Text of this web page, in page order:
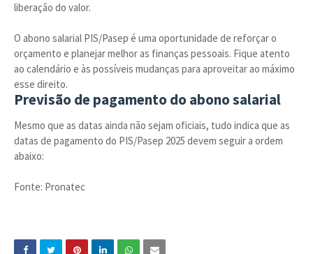
liberação do valor.
O abono salarial PIS/Pasep é uma oportunidade de reforçar o
orçamento e planejar melhor as finanças pessoais. Fique atento
ao calendário e às possíveis mudanças para aproveitar ao máximo
esse direito.
Previsão de pagamento do abono salarial
Mesmo que as datas ainda não sejam oficiais, tudo indica que as
datas de pagamento do PIS/Pasep 2025 devem seguir a ordem
abaixo:
Fonte: Pronatec